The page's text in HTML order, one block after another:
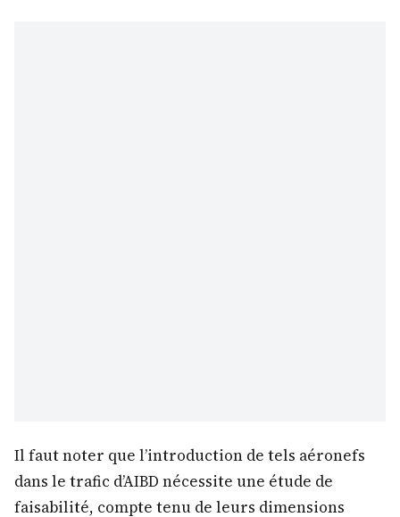
Il faut noter que l’introduction de tels aéronefs
dans le trafic d’AIBD nécessite une étude de
faisabilité, compte tenu de leurs dimensions